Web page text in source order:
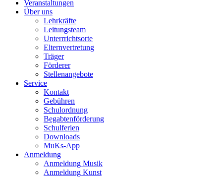
Veranstaltungen
Über uns
Lehrkräfte
Leitungsteam
Unterrrichtsorte
Elternvertretung
Träger
Förderer
Stellenangebote
Service
Kontakt
Gebühren
Schulordnung
Begabtenförderung
Schulferien
Downloads
MuKs-App
Anmeldung
Anmeldung Musik
Anmeldung Kunst